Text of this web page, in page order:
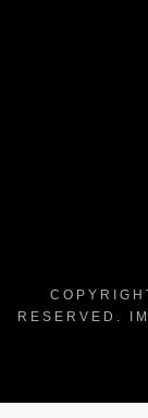
RESERVED.